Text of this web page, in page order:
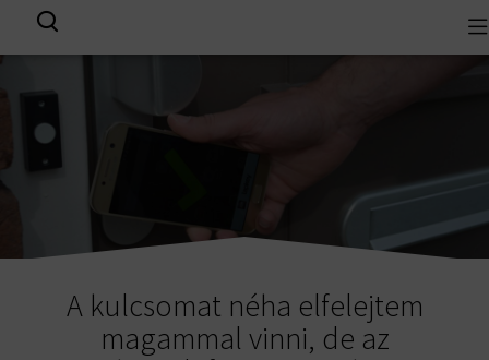
A kulcsomat néha elfelejtem
magammal vinni, de az